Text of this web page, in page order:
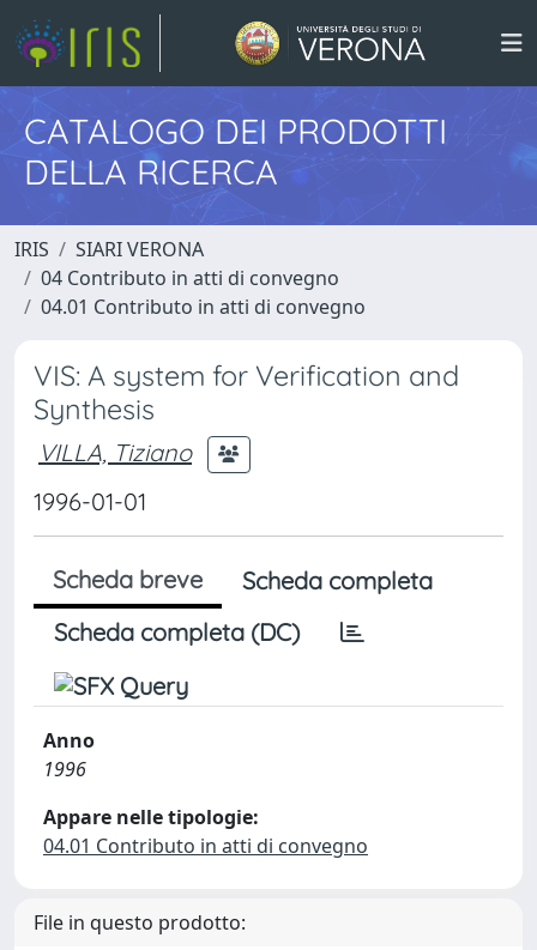
CATALOGO DEI PRODOTTI
DELLA RICERCA
IRIS
SIARI VERONA
04 Contributo in atti di convegno
04.01 Contributo in atti di convegno
VIS: A system for Verification and
Synthesis
VILLA, Tiziano
1996-01-01
Scheda breve
Scheda completa
Scheda completa (DC)
Anno
1996
Appare nelle tipologie:
04.01 Contributo in atti di convegno
File in questo prodotto: